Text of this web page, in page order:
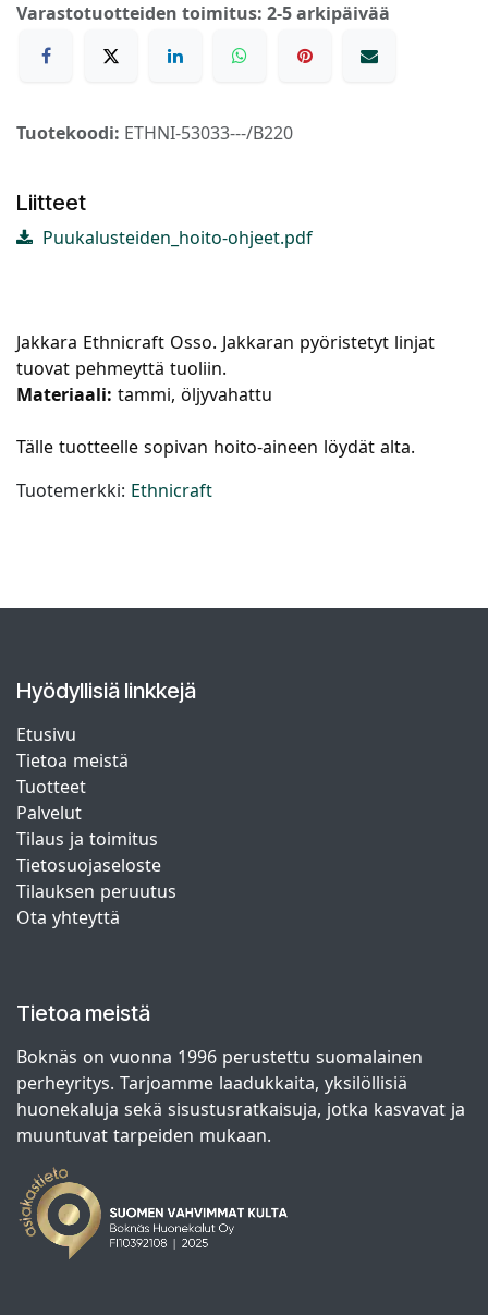
Varastotuotteiden toimitus: 2-5 arkipäivää
Tuotekoodi: ETHNI-53033---/B220
Liitteet
Puukalusteiden_hoito-ohjeet.pdf
Jakkara Ethnicraft Osso. Jakkaran pyöristetyt linjat
tuovat pehmeyttä tuoliin.
Materiaali: tammi, öljyvahattu
Tälle tuotteelle sopivan hoito-aineen löydät alta.
Tuotemerkki: Ethnicraft
Hyödyllisiä linkkejä
Etusivu
Tietoa meistä
Tuotteet
Palvelut
Tilaus ja toimitus
Tietosuojaseloste
Tilauksen peruutus
Ota yhteyttä
Tietoa meistä
Boknäs on vuonna 1996 perustettu suomalainen
perheyritys. Tarjoamme laadukkaita, yksilöllisiä
huonekaluja sekä sisustusratkaisuja, jotka kasvavat ja
muuntuvat tarpeiden mukaan.